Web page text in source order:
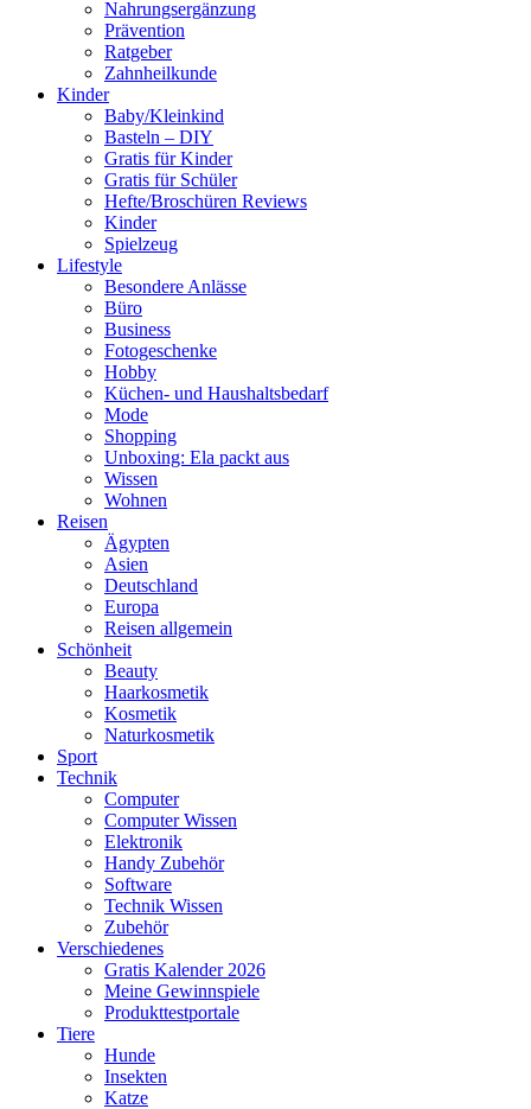
Nahrungsergänzung
Prävention
Ratgeber
Zahnheilkunde
Kinder
Baby/Kleinkind
Basteln – DIY
Gratis für Kinder
Gratis für Schüler
Hefte/Broschüren Reviews
Kinder
Spielzeug
Lifestyle
Besondere Anlässe
Büro
Business
Fotogeschenke
Hobby
Küchen- und Haushaltsbedarf
Mode
Shopping
Unboxing: Ela packt aus
Wissen
Wohnen
Reisen
Ägypten
Asien
Deutschland
Europa
Reisen allgemein
Schönheit
Beauty
Haarkosmetik
Kosmetik
Naturkosmetik
Sport
Technik
Computer
Computer Wissen
Elektronik
Handy Zubehör
Software
Technik Wissen
Zubehör
Verschiedenes
Gratis Kalender 2026
Meine Gewinnspiele
Produkttestportale
Tiere
Hunde
Insekten
Katze